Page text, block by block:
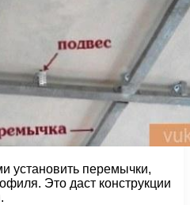
установить перемычки,
Это даст конструкции